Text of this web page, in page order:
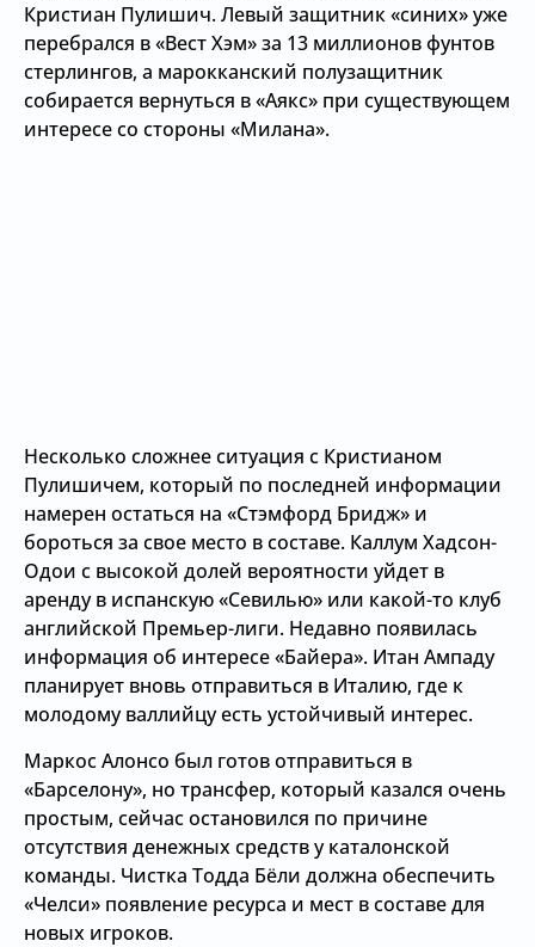
Кристиан Пулишич. Левый защитник «синих» уже
перебрался в «Вест Хэм» за 13 миллионов фунтов
стерлингов, а марокканский полузащитник
собирается вернуться в «Аякс» при существующем
интересе со стороны «Милана».
Несколько сложнее ситуация с Кристианом
Пулишичем, который по последней информации
намерен остаться на «Стэмфорд Бридж» и
бороться за свое место в составе. Каллум Хадсон-
Одои с высокой долей вероятности уйдет в
аренду в испанскую «Севилью» или какой-то клуб
английской Премьер-лиги. Недавно появилась
информация об интересе «Байера». Итан Ампаду
планирует вновь отправиться в Италию, где к
молодому валлийцу есть устойчивый интерес.
Маркос Алонсо был готов отправиться в
«Барселону», но трансфер, который казался очень
простым, сейчас остановился по причине
отсутствия денежных средств у каталонской
команды. Чистка Тодда Бёли должна обеспечить
«Челси» появление ресурса и мест в составе для
новых игроков.